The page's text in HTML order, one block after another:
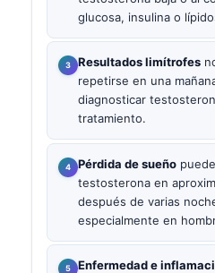
glucosa, insulina o
Resultados limítrofes
repetirse en una
diagnosticar
tratamiento.
Pérdida de sueño
testosterona en
después de varias
especialmente en
Enfermedad e